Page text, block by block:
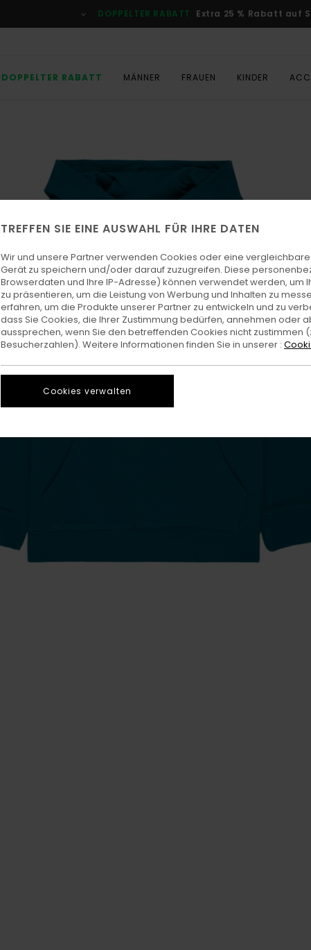
DOPPELTER RABATT Extra 25 % Rabatt auf
DOPPELTER RABATT MÄNNER FRAUEN KINDER
TREFFEN SIE EINE AUSWAHL FÜR IHRE DATEN
Wir und unsere Partner verwenden Cookies oder eine
Gerät zu speichern und/oder darauf zuzugreifen. Diese
Browserdaten und Ihre IP-Adresse) können verwendet werden, um
zu präsentieren, um die Leistung von Werbung und Inhalten zu
erfahren, um die Produkte unserer Partner zu entwickeln und zu
dass Sie Cookies, die Ihrer Zustimmung bedürfen, annehmen oder
aussprechen, wenn Sie den betreffenden Cookies nicht zustimmen
Besucherzahlen). Weitere Informationen finden Sie in unserer :
Cookies verwalten